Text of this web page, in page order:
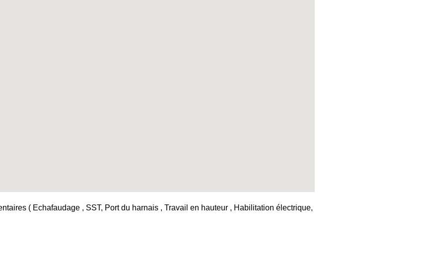
( Echafaudage , SST, Port du harnais , Travail en hauteur , Habilitation électrique,